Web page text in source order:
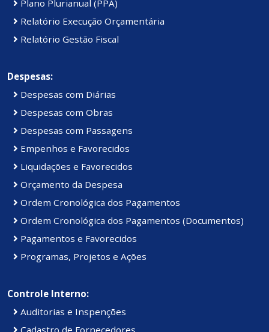
Plano Plurianual (PPA)
Relatório Execução Orçamentária
Relatório Gestão Fiscal
Despesas:
Despesas com Diárias
Despesas com Obras
Despesas com Passagens
Empenhos e Favorecidos
Liquidações e Favorecidos
Orçamento da Despesa
Ordem Cronológica dos Pagamentos
Ordem Cronológica dos Pagamentos (Documentos)
Pagamentos e Favorecidos
Programas, Projetos e Ações
Controle Interno:
Auditorias e Inspenções
Cadastro de Fornecedores